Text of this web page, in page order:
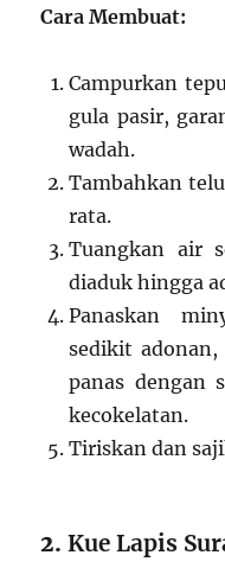
Cara Membuat:
Campurkan
gula pasir,
wadah.
Tambahkan
rata.
Tuangkan air
diaduk hingga
Panaskan
sedikit
panas dengan
kecokelatan.
Tiriskan dan
2.Kue Lapis